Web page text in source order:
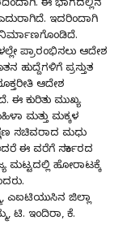
ಈ ಭಾಗದಲ್ಲಿನ
ಇದರಿಂದಾಗಿ
ಪ್ರಾರಂಭಿಸಲು ಆದೇಶ
ಹುದ್ದೆಗಳಿಗೆ ಪ್ರಸ್ತುತ
ಆದೇಶ
ಈ ಕುರಿತು ಮುಖ್ಯ
ಮತ್ತು ಮಕ್ಕಳ
ಸಚಿವರಾದ ಮಧು
ಈ ವರೆಗೆ ಸರ್ಕಾರದ
ಮಟ್ಟದಲ್ಲಿ ಹೋರಾಟಕ್ಕೆ
ಎಐಟಿಯುಸಿನ ಜಿಲ್ಲಾ
ಟಿ. ಇಂದಿರಾ, ಕೆ.